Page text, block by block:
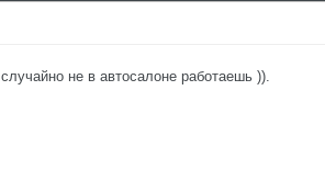
не в автосалоне работаешь )).